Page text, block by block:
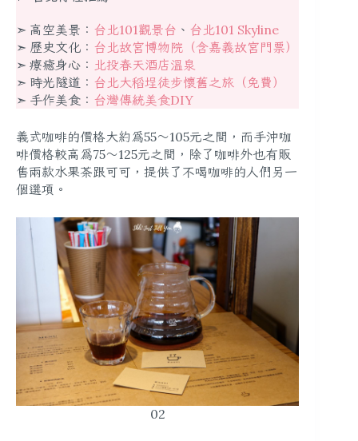
➣ 高空美景： 台北101觀景台 、 台北101 Skyline
➣ 歷史文化： 台北故宮博物院（含嘉義故宮門票）
➣ 療癒身心： 北投春天酒店溫泉
➣ 時光隧道： 台北大稻埕徒步懷舊之旅（免費）
➣ 手作美食： 台灣傳統美食DIY
義式咖啡的價格大約為55～105元之間，而手沖咖
啡價格較高為75～125元之間，除了咖啡外也有販
售兩款水果茶跟可可，提供了不喝咖啡的人們另一
個選項。
02